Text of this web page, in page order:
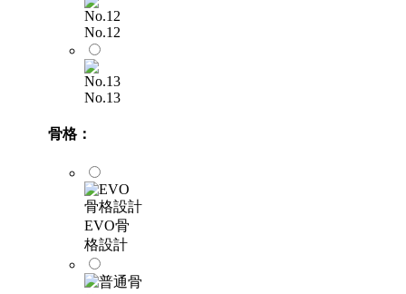
No.12
No.13
骨格：
EVO骨
格設計